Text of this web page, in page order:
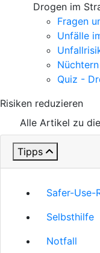
Drogen im
Fragen
Unfälle
Quiz -
Risiken reduzieren
Alle Artikel zu
Tipps
Safer-Use-
Selbsthilfe
Notfall